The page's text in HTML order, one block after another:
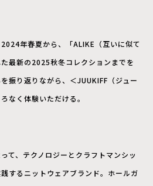
年春夏から、「ALIKE（互いに似て
最新の2025秋冬コレクションまでを
振り返りながら、＜JUUKIFF（ジュー
なく体験いただける。
て、テクノロジーとクラフトマンシッ
するニットウェアブランド。ホールガ